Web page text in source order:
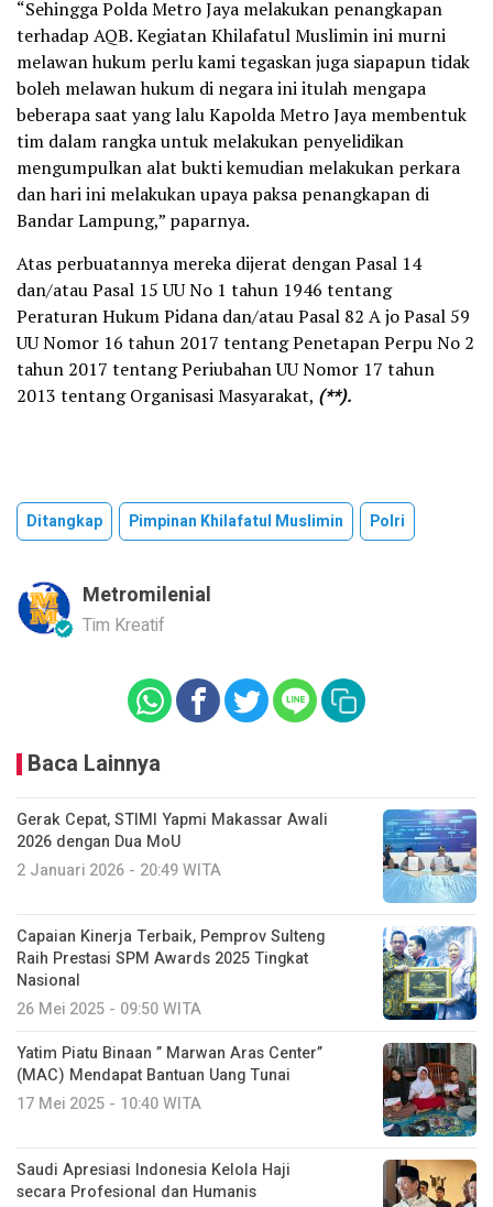
“Sehingga Polda Metro Jaya melakukan penangkapan
terhadap AQB. Kegiatan Khilafatul Muslimin ini murni
melawan hukum perlu kami tegaskan juga siapapun tidak
boleh melawan hukum di negara ini itulah mengapa
beberapa saat yang lalu Kapolda Metro Jaya membentuk
tim dalam rangka untuk melakukan penyelidikan
mengumpulkan alat bukti kemudian melakukan perkara
dan hari ini melakukan upaya paksa penangkapan di
Bandar Lampung,” paparnya.
Atas perbuatannya mereka dijerat dengan Pasal 14
dan/atau Pasal 15 UU No 1 tahun 1946 tentang
Peraturan Hukum Pidana dan/atau Pasal 82 A jo Pasal 59
UU Nomor 16 tahun 2017 tentang Penetapan Perpu No 2
tahun 2017 tentang Periubahan UU Nomor 17 tahun
2013 tentang Organisasi Masyarakat, (**).
Ditangkap Pimpinan Khilafatul Muslimin Polri
Metromilenial
Tim Kreatif
Baca Lainnya
Gerak Cepat, STIMI Yapmi Makassar Awali
2026 dengan Dua MoU
2 Januari 2026 - 20:49 WITA
Capaian Kinerja Terbaik, Pemprov Sulteng
Raih Prestasi SPM Awards 2025 Tingkat
Nasional
26 Mei 2025 - 09:50 WITA
Yatim Piatu Binaan ” Marwan Aras Center”
(MAC) Mendapat Bantuan Uang Tunai
17 Mei 2025 - 10:40 WITA
Saudi Apresiasi Indonesia Kelola Haji
secara Profesional dan Humanis